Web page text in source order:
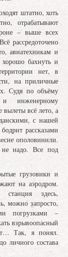
штатно, хоть
отрабатывают
– выше всех
рассредоточено
авиатехникам и
бахнуть и
нет, в
на приличные
Судя по объёму
инженерному
всё лето, а
с нашей
рассказами
ополовинили.
надо. Все под
грузовики и
на аэродром.
здесь,
можно запросто,
погрузками –
взрывоопасный
Так, я понял.
личного состава